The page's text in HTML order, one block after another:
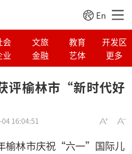
En
会 文旅 教育
开发区
业 金融 艺体 更多
评榆林市“新时代好
16:04:51
榆林市庆祝“六一”国际儿